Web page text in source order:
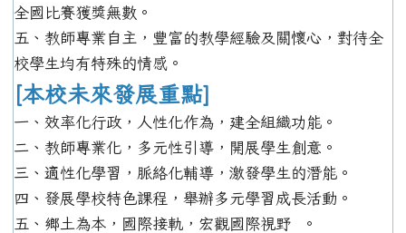
全國比賽獲獎無數。
五、教師專業自主，豐富的教學經驗及關懷心，對待全
校學生均有特殊的情感。
[本校未來發展重點]
一、效率化行政，人性化作為，建全組織功能。
二、教師專業化，多元性引導，開展學生創意。
三、適性化學習，脈絡化輔導，激發學生的潛能。
四、發展學校特色課程，舉辦多元學習成長活動。
五、鄉土為本，國際接軌，宏觀國際視野 。